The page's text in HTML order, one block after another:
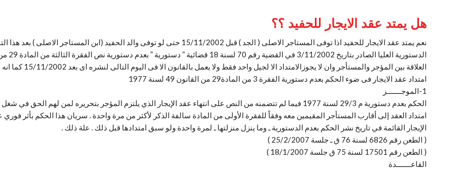
هل يمتد عقد الايجار للحفيد ؟؟
نعم يمتد عقد الايجار للحفيد اذا توفى المستاجر الاصلى ( الجد ) قبل 15/11/2002 حتى لو توفى
العلاقة بين المؤجر والمستأجر وان لا يجوزالامتداد الا لجيل واحد فقط ولا يعمل بالقانون الا فى اليوم التالى لنشره اى بعد 15/11/2002 كما انه لا يطبق باثر رجعى
امتداد عقد الايجار فى ضوء الحكم بعدم دستورية الفقرة 3 من المادة29 من القانون 49 لسنة 1977
1-الموجـــــــز
الحكم بعدم دستورية م 29/3 لسنة 1977 فيما لم تتضمنه من النص على انتهاء عقد الإيجار الذي يلتزم المؤجر بتحريره لمن
امتداد العقد إلى أقارب المستأجر المقيمين معه وفقاً للفقرة الأولى من المادة سالفة الذكر لأكثر من مرة واحدة . سريان هذا الحكم بأثر فوري
الإيجار القائمة في تاريخ نشر الحكم بعدم الدستورية ـ وما ينزل منزلتها ـ لمرة واحدة ولو سبق امتدادها قبل ذلك . علة ذلك .
( الطعن رقم 6826 لسنة 76 ق ـ جلسة 25/2/2007 )
( الطعن رقم 17501 لسنة 75 ق جلسة 18/1/2007 )
القاعـــــــدة